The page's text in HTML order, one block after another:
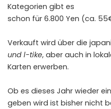
Kategorien gibt es
schon für 6.800 Yen (ca.
Verkauft wird über die
und l-tike, aber auch in
Karten erwerben.
Ob es dieses Jahr wieder
geben wird ist bisher nicht